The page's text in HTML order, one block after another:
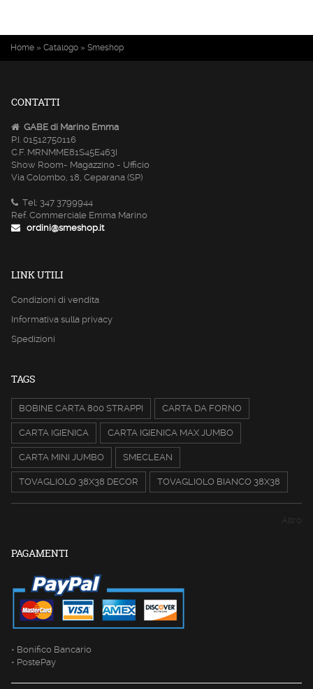
Tu sei qui
Home » Catalogo » Smeshop
CONTATTI
GABE di Marino Emma
P.I. 01512750116
C.F. MRNMME81S45E463I
Show Room- Magazzino - Ufficio
Via Colombo, 18, Ceparana (SP)
Tel: 347 3799944
Ref. Commerciale Emma Marino
ordini@smeshop.it
LINK UTILI
Condizioni di vendita
Informativa sulla privacy
Spedizioni
TAGS
BOBINE CARTA 800 STRAPPI CARTA DA FORNO
CARTA IGIENICA CARTA IGIENICA MAX JUMBO
CARTA MINI JUMBO SMECLEAN
TOVAGLIOLO 38X38 DECOR TOVAGLIOLO BIANCO 38X38
Altro
PAGAMENTI
• Bonifico Bancario
• PostePay